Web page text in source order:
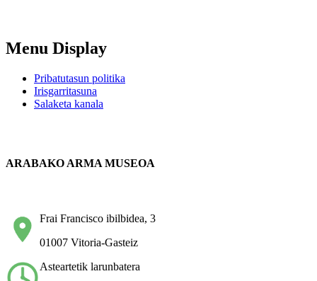
Menu Display
Pribatutasun politika
Irisgarritasuna
Salaketa kanala
ARABAKO ARMA MUSEOA
Frai Francisco ibilbidea, 3
01007 Vitoria-Gasteiz
Asteartetik larunbatera